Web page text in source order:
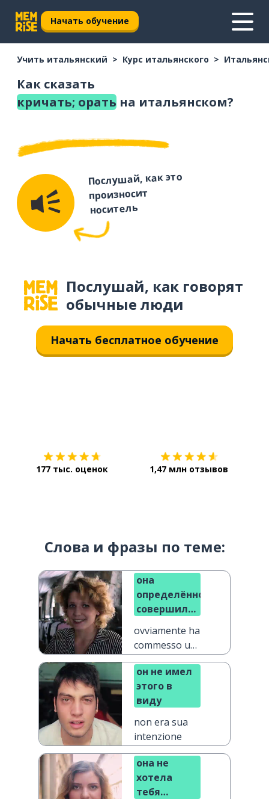
Начать обучение
Учить итальянский Курс итальянского
Как сказать
кричать; орать на итальянском?
Послушай, как это
произносит
носитель
Послушай, как говорят
обычные люди
Начать бесплатное обучение
177 тыс. оценок 1,47 млн отзывов
Слова и фразы по теме:
она
определённо
совершила
ovviamente ha
commesso un
errore
он не имел
этого в
виду
non era sua
intenzione
она не
хотела
тебя